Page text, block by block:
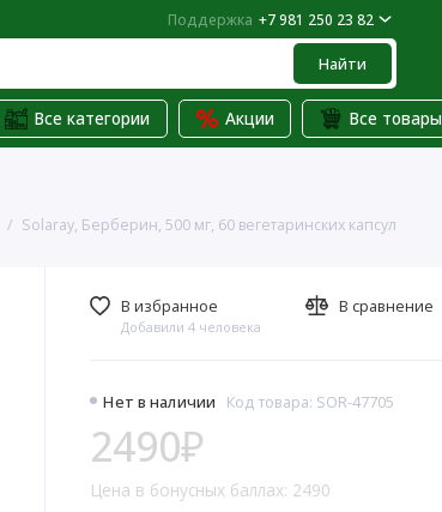
Поддержка +7 981 250 23 82
Найти
Все категории Акции Все товары
Solaray, Берберин, 500 мг, 60 вегетаринских капсул
Нет в наличии Код товара: SOR-47705
2490₽
Цена в бонусных баллах: 2490
В избранное
Добавили 4 человека
В сравнение